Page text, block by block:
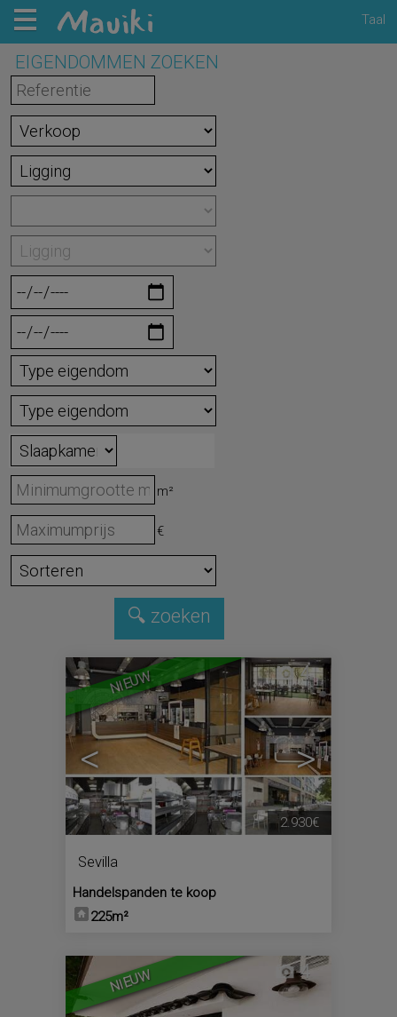
Taal
EIGENDOMMEN ZOEKEN
m²
€
NIEUW
< >
4
Sevilla
Handelspanden te koop
225m²
2.930€
NIEUW 4